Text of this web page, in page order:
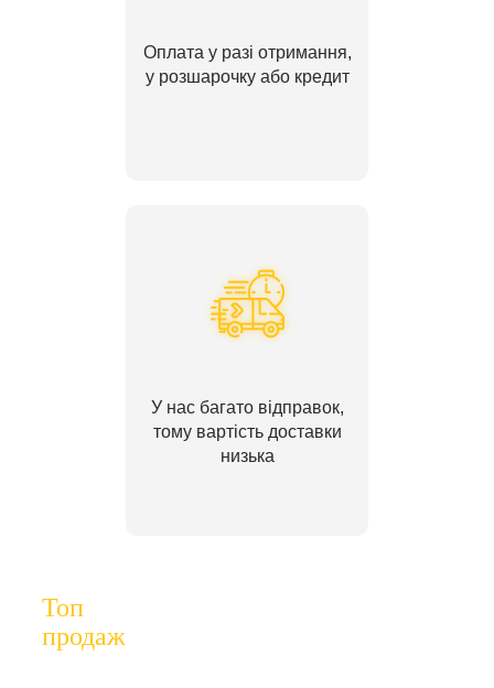
Оплата у разі отримання,
у розшарочку або кредит
У нас багато відправок,
тому вартість доставки
низька
Топ
продаж